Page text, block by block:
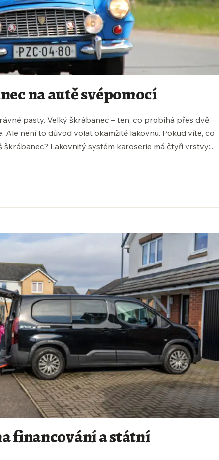
na autě svépomocí
pasty. Velký škrábanec – ten, co probíhá přes dvě
Ale není to důvod volat okamžitě lakovnu. Pokud víte, co
Lakovnitý systém karoserie má čtyři vrstvy:...
financování a státní